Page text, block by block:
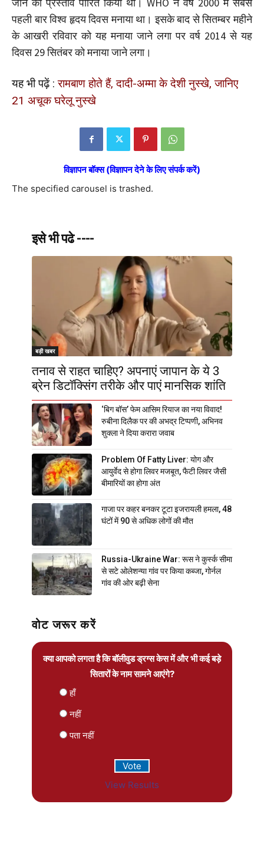
जाने का प्रस्ताव पारित किया था। WHO ने वर्ष 2000 में सबसे
पहली बार विश्व हृदय दिवस मनाया था। इसके बाद से सितम्बर महीने
के आखरी रविवार को यह मनाया जाने लगा पर वर्ष 2014 से यह
दिवस 29 सितंबर को मनाया जाने लगा।
यह भी पढ़ें :रामबाण होते हैं, दादी-अम्मा के देशी नुस्खे, जानिए
21 अचूक घरेलू नुस्खे
विज्ञापन बॉक्स (विज्ञापन देने के लिए संपर्क करें)
The specified carousel is trashed.
इसे भी पढे ----
बड़ी खबर
तनाव से राहत चाहिए? अपनाएं जापान के ये 3
ब्रेन डिटॉक्सिंग तरीके और पाएं मानसिक शांति
‘बिग बॉस’ फेम आसिम रियाज का नया विवाद!
रुबीना दिलैक पर की अभद्र टिप्पणी, अभिनव
शुक्ला ने दिया करारा जवाब
Problem Of Fatty Liver: योग और
आयुर्वेद से होगा लिवर मजबूत, फैटी लिवर जैसी
बीमारियों का होगा अंत
गाजा पर कहर बनकर टूटा इजरायली हमला, 48
घंटों में 90 से अधिक लोगों की मौत
Russia-Ukraine War: रूस ने कुर्स्क सीमा
से सटे ओलेशन्या गांव पर किया कब्जा, गोर्नल
गांव की ओर बढ़ी सेना
वोट जरूर करें
क्या आपको लगता है कि बॉलीवुड ड्रग्स केस में और भी कई बड़े
सितारों के नाम सामने आएंगे?
हाँ
नहीं
पता नहीं
View Results